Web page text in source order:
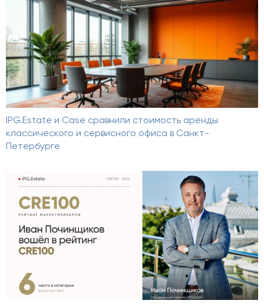
IPG.Estate и Case сравнили стоимость аренды
классического и сервисного офиса в Санкт-
Петербурге